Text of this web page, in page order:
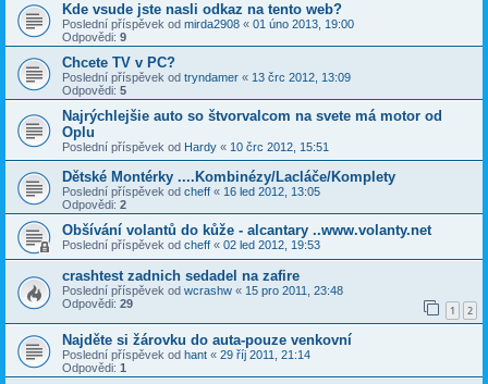
Kde vsude jste nasli odkaz na tento web?
Poslední příspěvek od mirda2908 « 01 úno 2013, 19:00
Odpovědi: 9
Chcete TV v PC?
Poslední příspěvek od tryndamer « 13 črc 2012, 13:09
Odpovědi: 5
Najrýchlejšie auto so štvorvalcom na svete má motor od
Oplu
Poslední příspěvek od Hardy « 10 črc 2012, 15:51
Dětské Montérky ....Kombinézy/Lacláče/Komplety
Poslední příspěvek od cheff « 16 led 2012, 13:05
Odpovědi: 2
Obšívání volantů do kůže - alcantary ..www.volanty.net
Poslední příspěvek od cheff « 02 led 2012, 19:53
crashtest zadnich sedadel na zafire
Poslední příspěvek od wcrashw « 15 pro 2011, 23:48
Odpovědi: 29 1 2
Najděte si žárovku do auta-pouze venkovní
Poslední příspěvek od hant « 29 říj 2011, 21:14
Odpovědi: 1